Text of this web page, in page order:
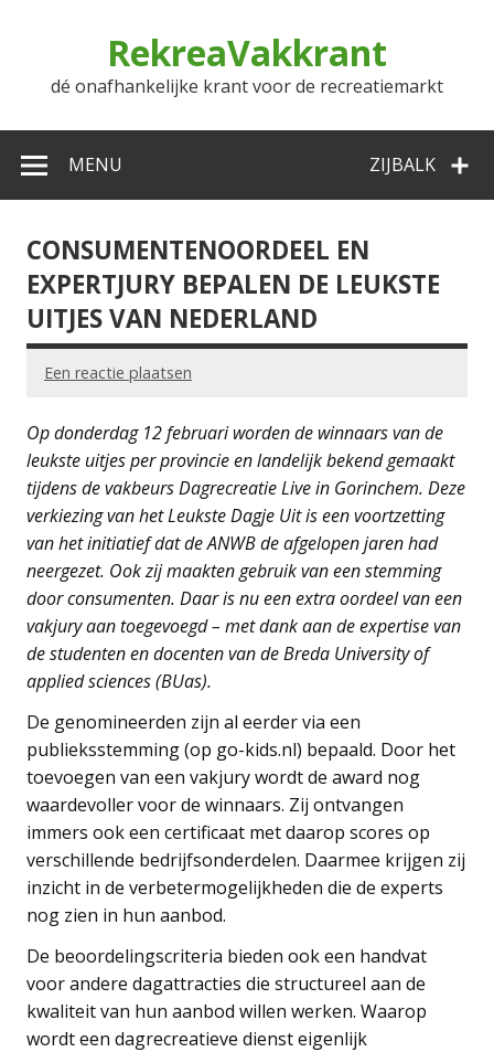
RekreaVakkrant
dé onafhankelijke krant voor de recreatiemarkt
ZIJBALK
MENU
CONSUMENTENOORDEEL EN
EXPERTJURY BEPALEN DE LEUKSTE
UITJES VAN NEDERLAND
Een reactie plaatsen
Op donderdag 12 februari worden de winnaars van de
leukste uitjes per provincie en landelijk bekend gemaakt
tijdens de vakbeurs Dagrecreatie Live in Gorinchem. Deze
verkiezing van het Leukste Dagje Uit is een voortzetting
van het initiatief dat de ANWB de afgelopen jaren had
neergezet. Ook zij maakten gebruik van een stemming
door consumenten. Daar is nu een extra oordeel van een
vakjury aan toegevoegd – met dank aan de expertise van
de studenten en docenten van de Breda University of
applied sciences (BUas).
De genomineerden zijn al eerder via een
publieksstemming (op go-kids.nl) bepaald. Door het
toevoegen van een vakjury wordt de award nog
waardevoller voor de winnaars. Zij ontvangen
immers ook een certificaat met daarop scores op
verschillende bedrijfsonderdelen. Daarmee krijgen zij
inzicht in de verbetermogelijkheden die de experts
nog zien in hun aanbod.
De beoordelingscriteria bieden ook een handvat
voor andere dagattracties die structureel aan de
kwaliteit van hun aanbod willen werken. Waarop
wordt een dagrecreatieve dienst eigenlijk